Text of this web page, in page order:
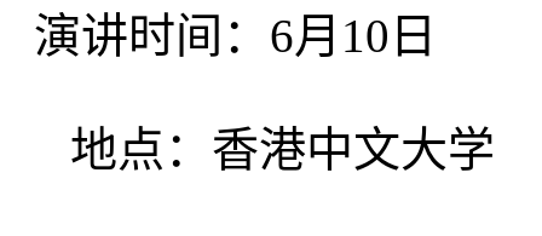
演讲时间：6月10日
地点：香港中文大学